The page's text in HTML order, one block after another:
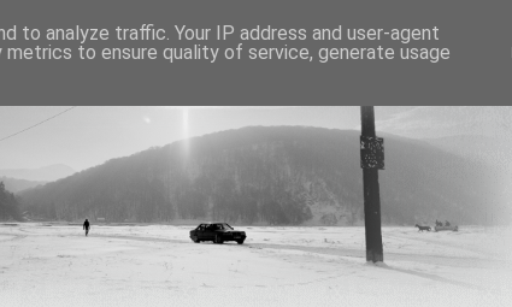
to analyze traffic. Your IP address and user-agent
to ensure quality of service, generate usage